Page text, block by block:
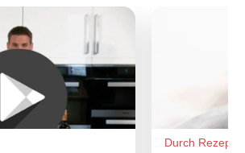
Durch Rezepte